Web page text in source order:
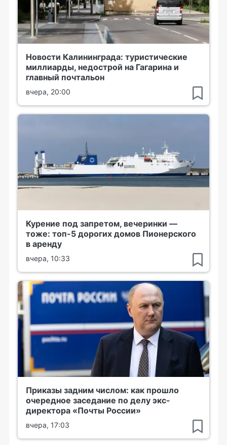
Новости Калининграда: туристические
миллиарды, недострой на Гагарина и
главный почтальон
вчера, 20:00
Курение под запретом, вечеринки —
тоже: топ-5 дорогих домов Пионерского
в аренду
вчера, 10:33
Приказы задним числом: как прошло
очередное заседание по делу экс-
директора «Почты России»
вчера, 17:03